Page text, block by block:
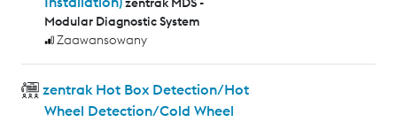
Modular Diagnostic System
Zaawansowany
zentrak Hot Box Detection/Hot
Wheel Detection/Cold Wheel